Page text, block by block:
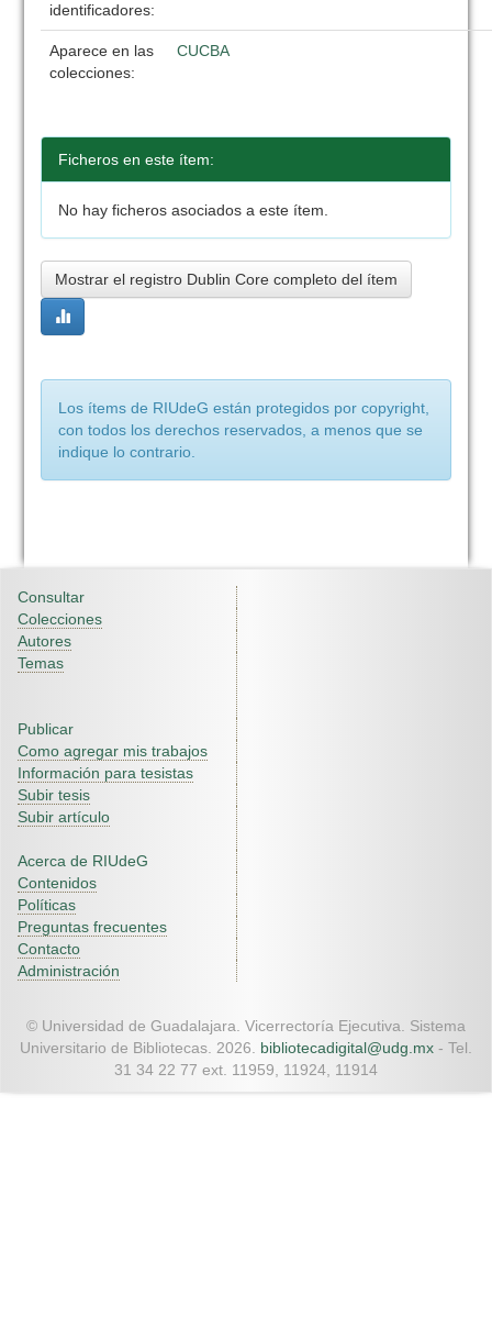
identificadores:
Aparece en las
colecciones:
CUCBA
Ficheros en este ítem:
No hay ficheros asociados a este ítem.
Mostrar el registro Dublin Core completo del ítem
Los ítems de RIUdeG están protegidos por copyright,
con todos los derechos reservados, a menos que se
indique lo contrario.
Consultar
Colecciones
Autores
Temas
Publicar
Como agregar mis trabajos
Información para tesistas
Subir tesis
Subir artículo
Acerca de RIUdeG
Contenidos
Políticas
Preguntas frecuentes
Contacto
Administración
© Universidad de Guadalajara. Vicerrectoría Ejecutiva. Sistema
Universitario de Bibliotecas. 2026. bibliotecadigital@udg.mx - Tel.
31 34 22 77 ext. 11959, 11924, 11914